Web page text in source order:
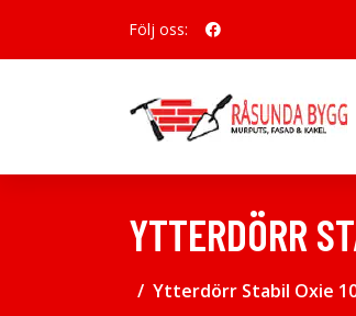
Följ oss:
YTTERDÖRR
Ytterdörr Stabil Oxie